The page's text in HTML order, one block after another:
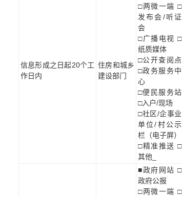
信息形成之日起20个工
作日内
住房和城乡
建设部门
□两微一端 □
发布会/听证
会
□广播电视 □
纸质媒体
□公开查阅点
□政务服务中
心
□便民服务站
□入户/现场
□社区/企事业
单位/村公示
栏（电子屏）
□精准推送 □
其他_
■政府网站 □
政府公报
□两微一端 □